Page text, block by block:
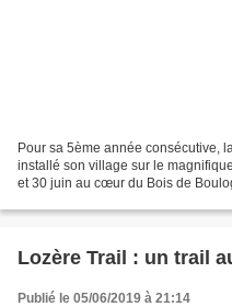
Pour sa 5ème année consécutive,
installé son village sur le
et 30 juin au cœur du Bois de
Lozère Trail : un trail
Publié le 05/06/2019 à 21:14